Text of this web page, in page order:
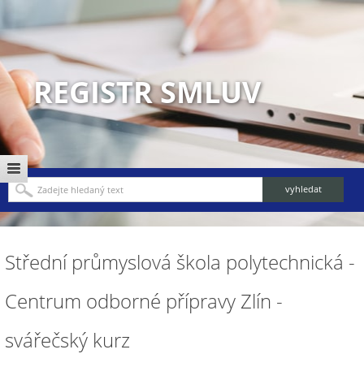
REGISTR SMLUV
Střední průmyslová škola polytechnická -
Centrum odborné přípravy Zlín -
svářečský kurz